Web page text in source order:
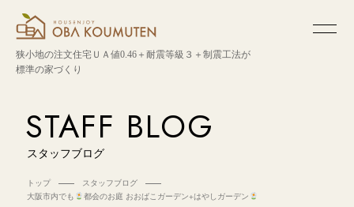
狭小地の注文住宅ＵＡ値0.46＋耐震等級３＋制震工法が
標準の家づくり
STAFF BLOG
スタッフブログ
トップ
スタッフブログ
大阪市内でも
都会のお庭 おおばこガーデン+はやしガーデン